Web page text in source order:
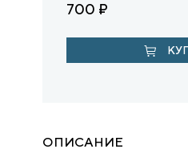
700 ₽
ОПИСАНИЕ